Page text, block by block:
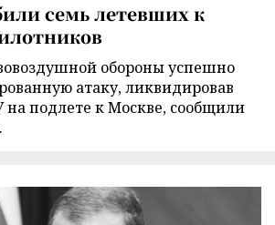
семь летевших к
обороны успешно
атаку, ликвидировав
на подлете к Москве, сообщили